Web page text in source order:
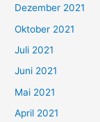
Dezember 2021
Oktober 2021
Juli 2021
Juni 2021
Mai 2021
April 2021